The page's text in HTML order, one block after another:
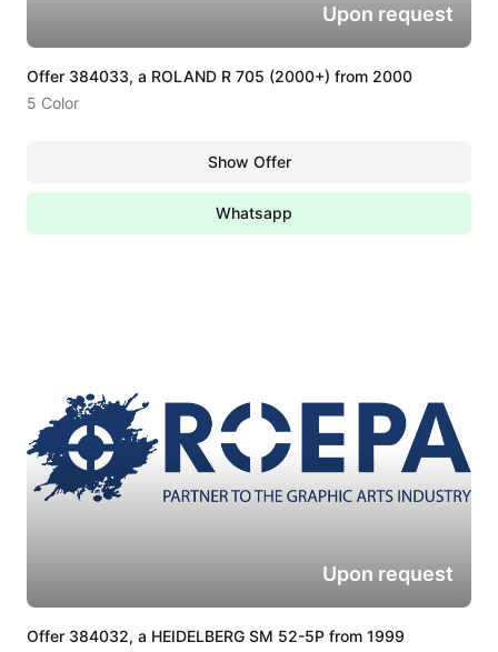
Offer 384033, a ROLAND R 705 (2000+) from 2000
5 Color
Upon request
Show Offer
Whatsapp
Offer 384032, a HEIDELBERG SM 52-5P from 1999
Upon request